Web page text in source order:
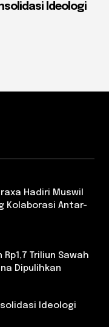
Ideologi
Hadiri Muswil
Kolaborasi Antar-
Triliun Sawah
Dipulihkan
Ideologi